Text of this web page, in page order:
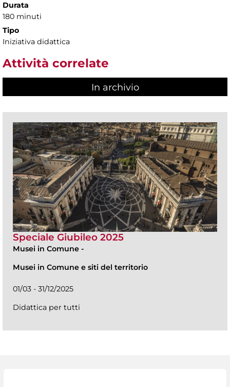
Durata
180 minuti
Tipo
Iniziativa didattica
Attività correlate
In archivio
Speciale Giubileo 2025
Musei in Comune -
Musei in Comune e siti del territorio
01/03 - 31/12/2025
Didattica per tutti